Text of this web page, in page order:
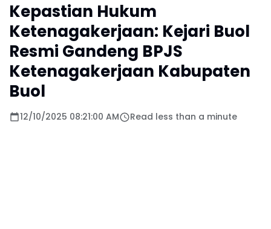
Kepastian Hukum
Ketenagakerjaan: Kejari Buol
Resmi Gandeng BPJS
Ketenagakerjaan Kabupaten
Buol
12/10/2025 08:21:00 AM Read less than a minute